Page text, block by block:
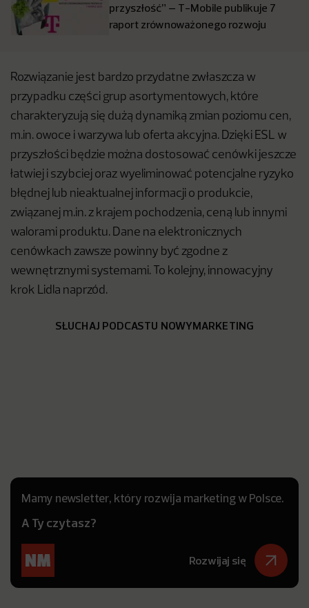
przyszłość” – T-Mobile publikuje 7
raport zrównoważonego rozwoju
Rozwiązanie jest bardzo przydatne zwłaszcza w
przypadku części grup asortymentowych, które
charakteryzują się dużą dynamiką zmian poziomu cen,
m.in. owoce i warzywa lub oferta akcyjna. Dzięki ESL w
przyszłości będzie można dostosować cenówki jeszcze
łatwiej i szybciej oraz wyeliminować potencjalne ryzyko
błędnej lub nieaktualnej informacji o produkcie,
związanej m.in. z krajem pochodzenia, ceną lub innymi
walorami produktu. Dane na elektronicznych
cenówkach zawsze powinny być zgodne z
wewnętrznymi systemami. To kolejny, innowacyjny
krok Lidla naprzód.
SŁUCHAJ PODCASTU NOWYMARKETING
Mamy newsletter, który rozwija marketing w Polsce.
A Ty czytasz?
Rozwijaj się